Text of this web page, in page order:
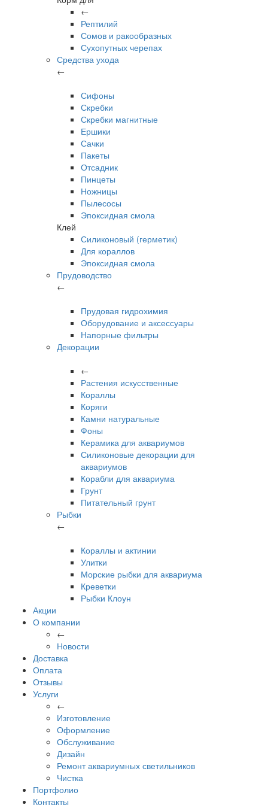
←
Рептилий
Сомов и ракообразных
Сухопутных черепах
Средства ухода
←
Сифоны
Скребки
Скребки магнитные
Ершики
Сачки
Пакеты
Отсадник
Пинцеты
Ножницы
Пылесосы
Эпоксидная смола
Клей
Силиконовый (герметик)
Для кораллов
Эпоксидная смола
Прудоводство
←
Прудовая гидрохимия
Оборудование и аксессуары
Напорные фильтры
Декорации
←
Растения искусственные
Кораллы
Коряги
Камни натуральные
Фоны
Керамика для аквариумов
Силиконовые декорации для
аквариумов
Корабли для аквариума
Грунт
Питательный грунт
Рыбки
←
Кораллы и актинии
Улитки
Морские рыбки для аквариума
Креветки
Рыбки Клоун
Акции
О компании
←
Новости
Доставка
Оплата
Отзывы
Услуги
←
Изготовление
Оформление
Обслуживание
Дизайн
Ремонт аквариумных светильников
Чистка
Портфолио
Контакты